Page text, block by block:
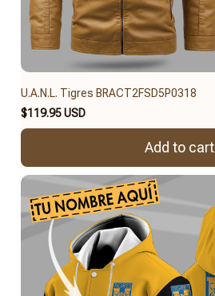
U.A.N.L. Tigres BRACT2FSD5P0318
$119.95 USD
Add to cart